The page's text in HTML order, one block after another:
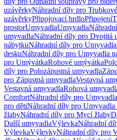
uzávěrkyNáhradní díly pro
uzávěrkyPřipojovací hrdloPřipojení
prostorUmyvadlaUmyvadla
umyvadlaNáhradní díly pro Dvojitá
nábytkuNáhradní díly pro
deskuNáhradní díly pro Umyvadla
pro UmývátkaRohové umývátka
díly pro Polozápustná umyvadla
pro Zápustná umyvadlaVestavná
Vestavná umyvadlaRohová
ComfortNáhradní díly pro
pro dětiNáhradní díly pro Umyvadla
žlabyNáhradní díly pro Mycí žlaby
Další umyvadlaVýlevkaNáhradní
VýlevkaVýlevkyNáhradní díly pro